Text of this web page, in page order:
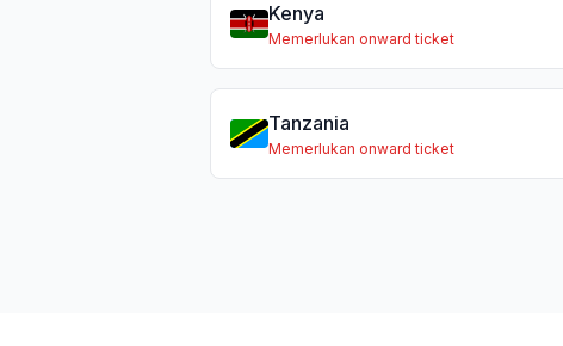
Kenya
Memerlukan onward ticket
Tanzania
Memerlukan onward ticket